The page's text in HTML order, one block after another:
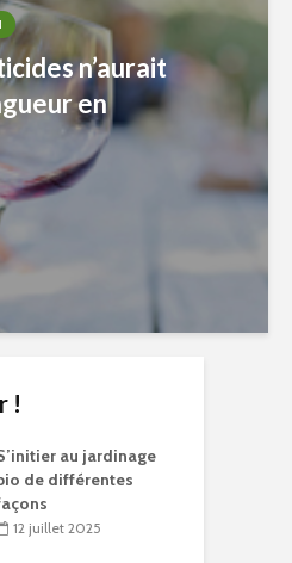
n’aurait
en
!
au jardinage
de différentes
12 juillet 2025